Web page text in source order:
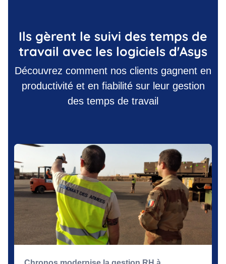
Ils gèrent le suivi des temps de
travail avec les logiciels d'Asys
Découvrez comment nos clients gagnent en
productivité et en fiabilité sur leur gestion
des temps de travail